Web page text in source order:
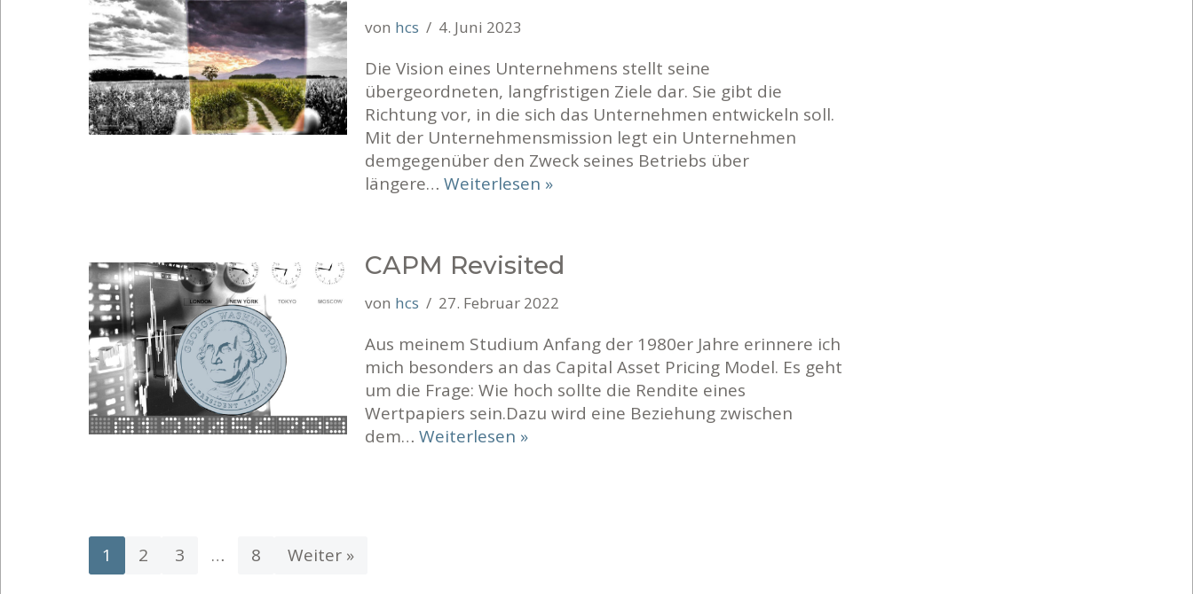
von hcs 4. Juni 2023
Die Vision eines Unternehmens stellt seine
übergeordneten, langfristigen Ziele dar. Sie gibt die
Richtung vor, in die sich das Unternehmen entwickeln soll.
Mit der Unternehmensmission legt ein Unternehmen
demgegenüber den Zweck seines Betriebs über
längere… Weiterlesen »
CAPM Revisited
von hcs 27. Februar 2022
Aus meinem Studium Anfang der 1980er Jahre erinnere ich
mich besonders an das Capital Asset Pricing Model. Es geht
um die Frage: Wie hoch sollte die Rendite eines
Wertpapiers sein.Dazu wird eine Beziehung zwischen
dem… Weiterlesen »
1 2 3 … 8 Weiter »